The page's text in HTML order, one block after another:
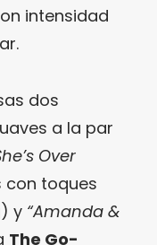
intensidad
dos
a la par
Over
toques
) y “Amanda &
The Go-